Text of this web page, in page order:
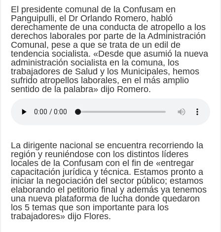
El presidente comunal de la Confusam en
Panguipulli, el Dr Orlando Romero, habló
derechamente de una conducta de atropello a los
derechos laborales por parte de la Administración
Comunal, pese a que se trata de un edil de
tendencia socialista. «Desde que asumió la nueva
administración socialista en la comuna, los
trabajadores de Salud y los Municipales, hemos
sufrido atropellos laborales, en el más amplio
sentido de la palabra» dijo Romero.
La dirigente nacional se encuentra recorriendo la
región y reuniéndose con los distintos líderes
locales de la Confusam con el fin de «entregar
capacitación jurídica y técnica. Estamos pronto a
iniciar la negociación del sector público; estamos
elaborando el petitorio final y además ya tenemos
una nueva plataforma de lucha donde quedaron
los 5 temas que son importante para los
trabajadores» dijo Flores.